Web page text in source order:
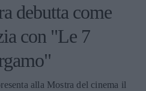
debutta come
con "Le 7
alla Mostra del cinema il